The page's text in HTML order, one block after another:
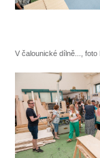
V čalounické dílně..., foto